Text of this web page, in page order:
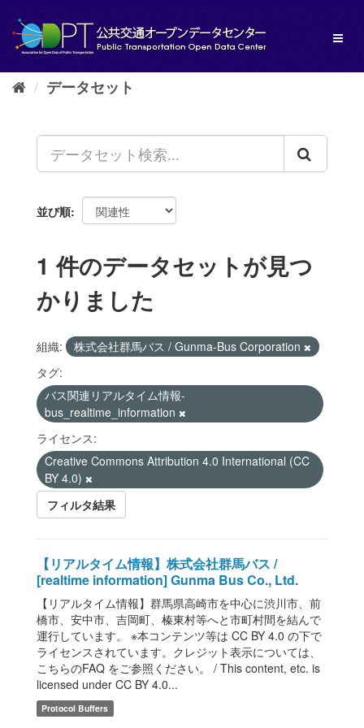
し
データセット
並び順
1 件のデータセットが見つ
かりました
組織:
株式会社群馬バス / Gunma-Bus Corporation
タグ:
バス関連リアルタイム情報-
bus_realtime_information
ライセンス:
Creative Commons Attribution 4.0 International (CC
BY 4.0)
フィルタ結果
【リアルタイム情報】株式会社群馬バス /
[realtime information] Gunma Bus Co., Ltd.
【リアルタイム情報】群馬県高崎市を中心に渋川市、前
橋市、安中市、吉岡町、榛東村等へと市町村間を結んで
運行しています。 ※本コンテンツ等は CC BY 4.0 の下で
ライセンスされています。クレジット表示については、
こちらのFAQ をご参照ください。 / This content, etc. is
licensed under CC BY 4.0...
Protocol Buffers